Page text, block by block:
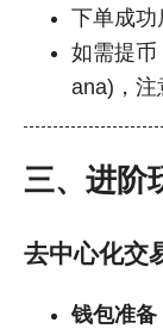
下单成功
如需提币
ana)，注
三、进阶
去中心化交
钱包准备